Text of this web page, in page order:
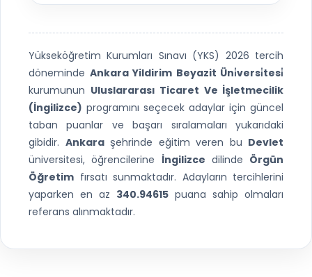
Yükseköğretim Kurumları Sınavı (YKS) 2026 tercih
döneminde Ankara Yildirim Beyazit Üni̇versi̇tesi̇
kurumunun Uluslararası Ticaret Ve İşletmecilik
(İngilizce) programını seçecek adaylar için güncel
taban puanlar ve başarı sıralamaları yukarıdaki
gibidir. Ankaraşehrinde eğitim veren bu Devlet
üniversitesi, öğrencilerine İngilizce dilinde Örgün
Öğretim fırsatı sunmaktadır. Adayların tercihlerini
yaparken en az 340.94615 puana sahip olmaları
referans alınmaktadır.